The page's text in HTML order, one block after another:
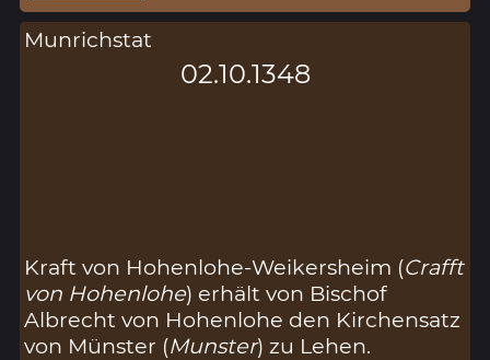
Munrichstat
02.10.1348
Kraft von Hohenlohe-Weikersheim (Crafft
von Hohenlohe) erhält von Bischof
Albrecht von Hohenlohe den Kirchensatz
von Münster (Munster) zu Lehen.